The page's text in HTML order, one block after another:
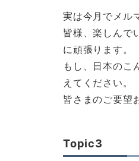
実は今月でメル
皆様、楽しんで
に頑張ります。
もし、日本のこ
えてください。
皆さまのご要望
Topic3